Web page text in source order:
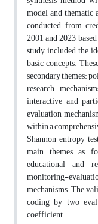
model and thematic
conducted from
2001 and 2023,
study included the
basic concepts.
secondary themes:
research
interactive and
evaluation
within a
Shannon entropy
main themes as
educational and
monitoring-
mechanisms. The
coding by two
coefficient.